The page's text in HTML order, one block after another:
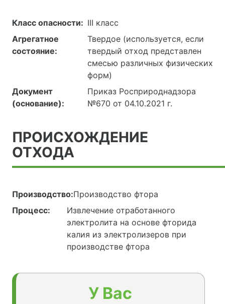
Класс опасности: III класс
Агрегатное
состояние:
Твердое (используется, если
твердый отход представлен
смесью различных физических
форм)
Документ
(основание):
Приказ Росприроднадзора
№670 от 04.10.2021 г.
ПРОИСХОЖДЕНИЕ
ОТХОДА
Производство:Производство фтора
Процесс:
Извлечение отработанного
электролита на основе фторида
калия из электролизеров при
производстве фтора
У Вас